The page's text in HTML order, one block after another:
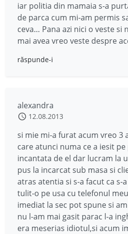
iar politia din mamaia s-a
de parca cum mi-am permis
ceva… Pana azi nici o veste si
mai avea vreo veste despre
răspunde-i
alexandra
12.08.2013
si mie mi-a furat acum vreo 3
care atunci numa ce a iesit
incantata de el dar lucram la
pus la incarcat sub masa si
atras atentia si s-a facut ca s-
tulit-o pe usa cu telefonul
imediat la sec pot spune si
nu l-am mai gasit parac l-a
era meserias idiotul,si acum